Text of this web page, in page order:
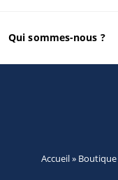
Qui sommes-nous ?
Accueil» Boutique